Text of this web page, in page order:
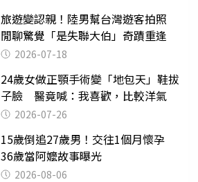
旅遊變認親！陸男幫台灣遊客拍照
閒聊驚覺「是失聯大伯」奇蹟重逢
2026-07-18
24歲女做正顎手術變「地包天」鞋拔
子臉 醫竟喊：我喜歡，比較洋氣
2026-07-26
15歲倒追27歲男！交往1個月懷孕
36歲當阿嬤故事曝光
2026-08-06